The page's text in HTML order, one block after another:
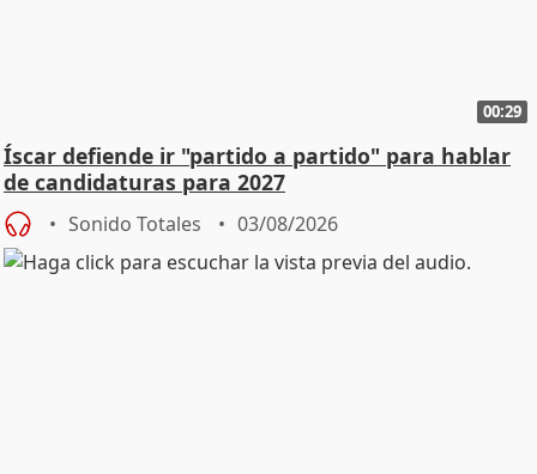
00:29
Íscar defiende ir "partido a partido" para hablar
de candidaturas para 2027
Sonido Totales 03/08/2026